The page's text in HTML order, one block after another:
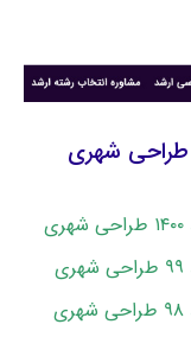
طراحی شهری